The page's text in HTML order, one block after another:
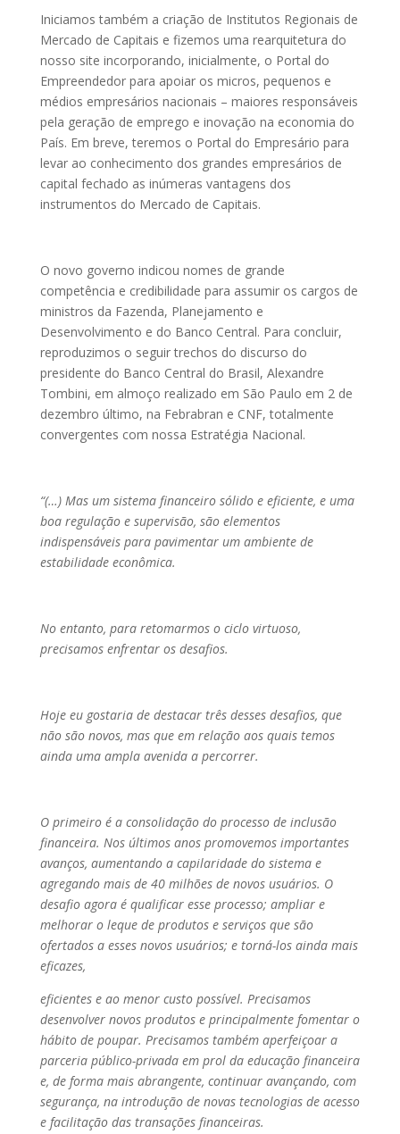
Iniciamos também a criação de Institutos Regionais de
Mercado de Capitais e fizemos uma rearquitetura do
nosso site incorporando, inicialmente, o Portal do
Empreendedor para apoiar os micros, pequenos e
médios empresários nacionais – maiores responsáveis
pela geração de emprego e inovação na economia do
País. Em breve, teremos o Portal do Empresário para
levar ao conhecimento dos grandes empresários de
capital fechado as inúmeras vantagens dos
instrumentos do Mercado de Capitais.
O novo governo indicou nomes de grande
competência e credibilidade para assumir os cargos de
ministros da Fazenda, Planejamento e
Desenvolvimento e do Banco Central. Para concluir,
reproduzimos o seguir trechos do discurso do
presidente do Banco Central do Brasil, Alexandre
Tombini, em almoço realizado em São Paulo em 2 de
dezembro último, na Febrabran e CNF, totalmente
convergentes com nossa Estratégia Nacional.
“(…) Mas um sistema financeiro sólido e eficiente, e uma
boa regulação e supervisão, são elementos
indispensáveis para pavimentar um ambiente de
estabilidade econômica.
No entanto, para retomarmos o ciclo virtuoso,
precisamos enfrentar os desafios.
Hoje eu gostaria de destacar três desses desafios, que
não são novos, mas que em relação aos quais temos
ainda uma ampla avenida a percorrer.
O primeiro é a consolidação do processo de inclusão
financeira. Nos últimos anos promovemos importantes
avanços, aumentando a capilaridade do sistema e
agregando mais de 40 milhões de novos usuários. O
desafio agora é qualificar esse processo; ampliar e
melhorar o leque de produtos e serviços que são
ofertados a esses novos usuários; e torná-los ainda mais
eficazes,
eficientes e ao menor custo possível. Precisamos
desenvolver novos produtos e principalmente fomentar o
hábito de poupar. Precisamos também aperfeiçoar a
parceria público-privada em prol da educação financeira
e, de forma mais abrangente, continuar avançando, com
segurança, na introdução de novas tecnologias de acesso
e facilitação das transações financeiras.